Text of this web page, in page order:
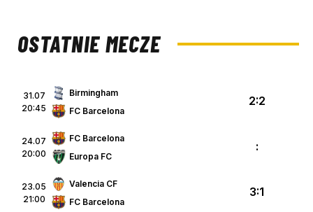
OSTATNIE MECZE
31.07
20:45
Birmingham
FC Barcelona
2:2
24.07
20:00
FC Barcelona
Europa FC
:
23.05
21:00
Valencia CF
FC Barcelona
3:1